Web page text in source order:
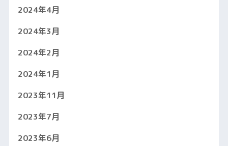
2024年4月
2024年3月
2024年2月
2024年1月
2023年11月
2023年7月
2023年6月